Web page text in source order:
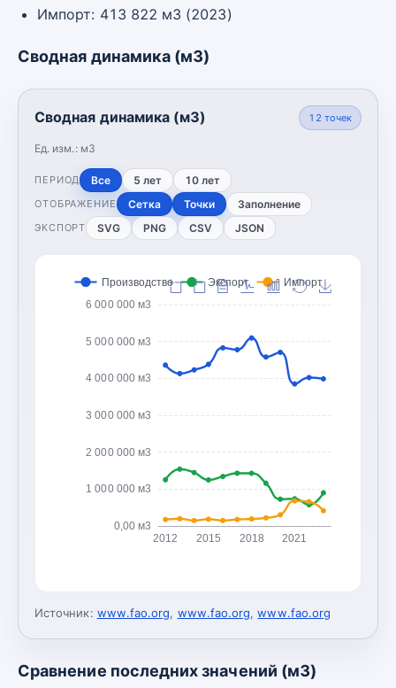
Импорт: 413 822 м3 (2023)
Сводная динамика (м3)
Сводная динамика (м3)
Ед. изм.: м3
12 точек
ПЕРИОД Все 5 лет 10 лет
ОТОБРАЖЕНИЕ Сетка Точки Заполнение
ЭКСПОРТ SVG PNG CSV JSON
0,00 м3
1 000 000 м3
2 000 000 м3
3 000 000 м3
4 000 000 м3
5 000 000 м3
6 000 000 м3
2012 2015 2018 2021
Производство Экспорт Импорт
Источник: www.fao.org, www.fao.org,www.fao.org
Сравнение последних значений (м3)